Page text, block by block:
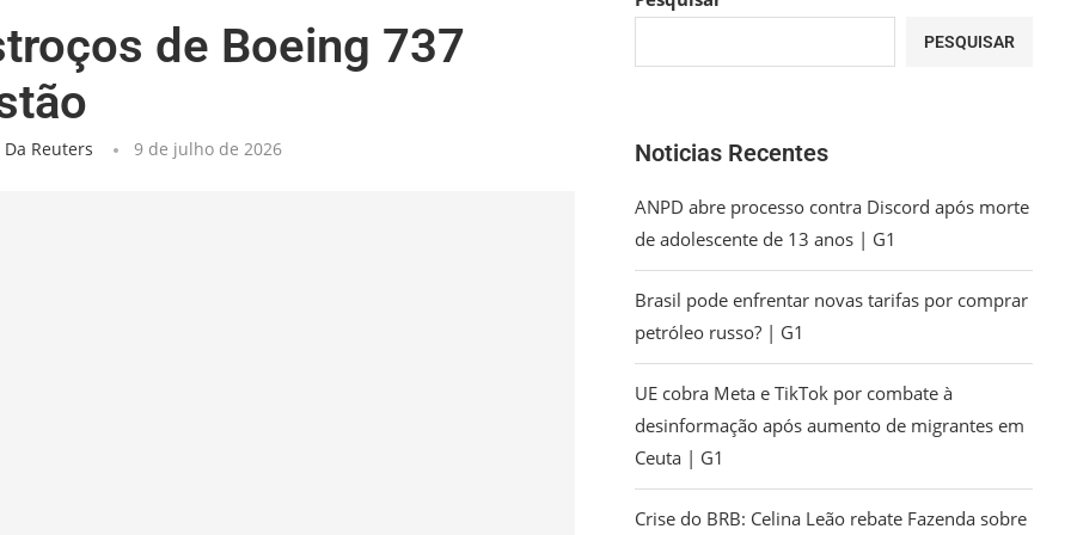
de Boeing 737
Reuters 9 de julho de 2026
PESQUISAR
Noticias Recentes
ANPD abre processo contra Discord após morte
de adolescente de 13 anos | G1
Brasil pode enfrentar novas tarifas por comprar
petróleo russo? | G1
UE cobra Meta e TikTok por combate à
desinformação após aumento de migrantes em
Ceuta | G1
Crise do BRB: Celina Leão rebate Fazenda sobre